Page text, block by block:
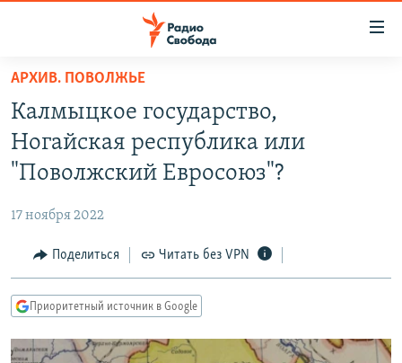
упрощенного
доступа
Вернуться
основному
Вернутся
Вернутся
поиску
АВТОРСКИЕ ПРОЕКТЫ
МНЕНИЯ
КУЛЬТУРА
КАВКАЗ.РЕАЛИИ
СЕВЕР.РЕАЛИИ
АРХИВ. ПОВОЛЖЬЕ
Калмыцкое государство,
Ногайская республика или
"Поволжский Евросоюз"?
17 ноября 2022
Поделиться Читать без VPN
Приоритетный источник в Google